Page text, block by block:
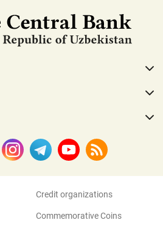
Credit organizations
Commemorative Coins